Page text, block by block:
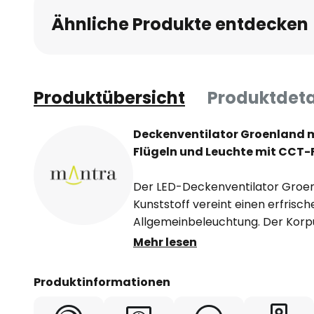
Ähnliche Produkte entdecken
Produktübersicht
Deckenventilator Groenland
Flügeln und Leuchte mit
Der LED-Deckenventilator
Kunststoff vereint einen
Allgemeinbeleuchtung. Der
leistungsstarke LED-Leuchte,
durch eine satinierte
Mehr lesen
Produktinformationen